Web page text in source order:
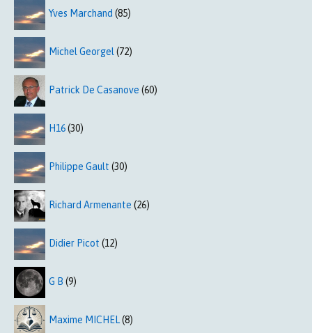
Yves Marchand (85)
Michel Georgel (72)
Patrick De Casanove (60)
H16(30)
Philippe Gault (30)
Richard Armenante (26)
Didier Picot (12)
G B (9)
Maxime MICHEL(8)